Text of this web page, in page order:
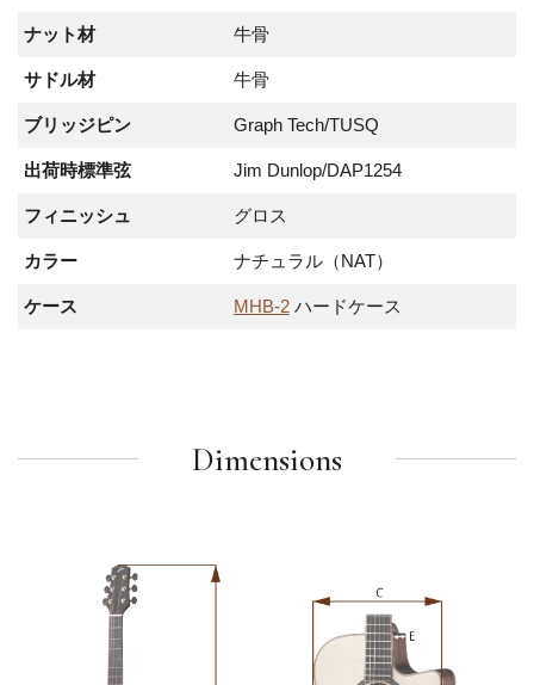
ナット材 牛骨
サドル材 牛骨
ブリッジピン Graph Tech/TUSQ
出荷時標準弦 Jim Dunlop/DAP1254
フィニッシュ グロス
カラー ナチュラル（NAT）
ケース MHB-2ハードケース
Dimensions